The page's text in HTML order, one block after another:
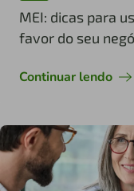
MEI: dicas para
favor do seu
Continuar lendo